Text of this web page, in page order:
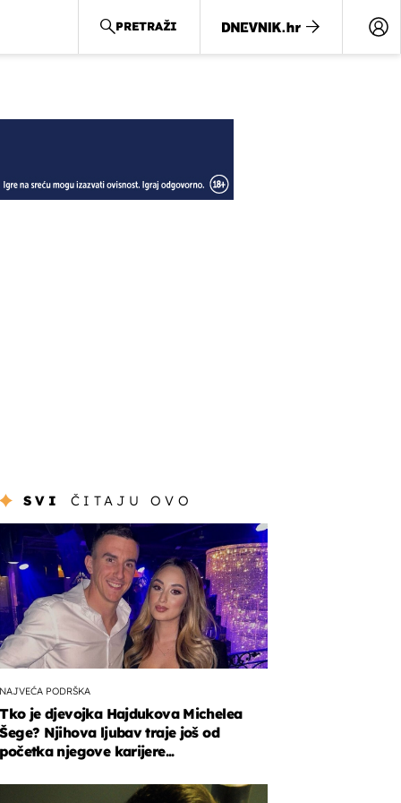
PRETRAŽI
SVI ČITAJU OVO
NAJVEĆA PODRŠKA
Tko je djevojka Hajdukova Michelea
Šege? Njihova ljubav traje još od
početka njegove karijere...